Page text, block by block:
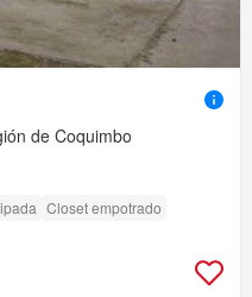
de Coquimbo
Closet empotrado